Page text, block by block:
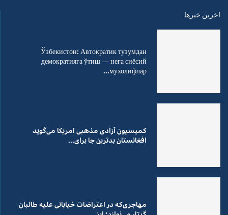
اخرین خبرها
Ўзбекистон: Автократик тузумдан
демократияга ўтиш — нега сиёсий
мухолифлар...
کمیسیون آزادی مذهبی امریکا می‌گوید
افغانستان بدترین جا برای...
مهاجری‌که در اعتراضات خیابانی علیه طالبان